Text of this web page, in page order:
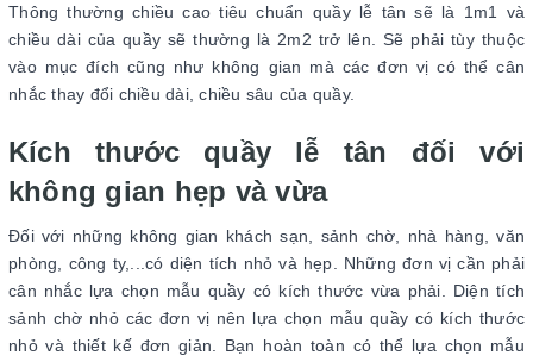
Thông thường chiều cao tiêu chuẩn quầy lễ tân sẽ là 1m1 và
chiều dài của quầy sẽ thường là 2m2 trở lên. Sẽ phải tùy thuộc
vào mục đích cũng như không gian mà các đơn vị có thể cân
nhắc thay đổi chiều dài, chiều sâu của quầy.
Kích thước quầy lễ tân đối với
không gian hẹp và vừa
Đối với những không gian khách sạn, sảnh chờ, nhà hàng, văn
phòng, công ty,...có diện tích nhỏ và hẹp. Những đơn vị cần phải
cân nhắc lựa chọn mẫu quầy có kích thước vừa phải. Diện tích
sảnh chờ nhỏ các đơn vị nên lựa chọn mẫu quầy có kích thước
nhỏ và thiết kế đơn giản. Bạn hoàn toàn có thể lựa chọn mẫu